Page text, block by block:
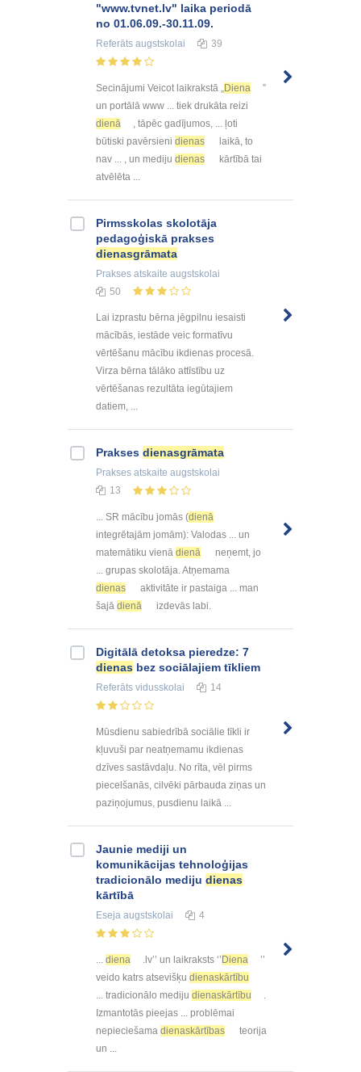
"www.tvnet.lv" laika periodā
no 01.06.09.-30.11.09.
Referāts augstskolai 39
Secinājumi Veicot laikrakstā „ Diena
”
un portālā www ... tiek drukāta reizi
dienā
, tāpēc gadījumos, ... ļoti
būtiski pavērsieni dienas
laikā, to
nav ... , un mediju dienas
kārtībā tai
atvēlēta ...
Pirmsskolas skolotāja
pedagoģiskā prakses
dienasgrāmata
Prakses atskaite augstskolai
50
Lai izprastu bērna jēgpilnu iesaisti
mācībās, iestāde veic formatīvu
vērtēšanu mācību ikdienas procesā.
Virza bērna tālāko attīstību uz
vērtēšanas rezultāta iegūtajiem
datiem, ...
Prakses dienasgrāmata
Prakses atskaite augstskolai
13
... SR mācību jomās (dienā
integrētajām jomām): Valodas ... un
matemātiku vienā dienā
neņemt, jo
... grupas skolotāja. Atņemama
dienas
aktivitāte ir pastaiga ... man
šajā dienā izdevās labi.
Digitālā detoksa pieredze: 7
dienas bez sociālajiem tīkliem
Referāts vidusskolai 14
Mūsdienu sabiedrībā sociālie tīkli ir
kļuvuši par neatņemamu ikdienas
dzīves sastāvdaļu. No rīta, vēl pirms
piecelšanās, cilvēki pārbauda ziņas un
paziņojumus, pusdienu laikā ...
Jaunie mediji un
komunikācijas tehnoloģijas
tradicionālo mediju dienas
kārtībā
Eseja augstskolai 4
... diena .lv’’ un laikraksts ‘’ Diena
’’
veido katrs atsevišķu dienaskārtību
... tradicionālo mediju dienaskārtību
.
Izmantotās pieejas ... problēmai
nepieciešama dienaskārtības
teorija
un ...